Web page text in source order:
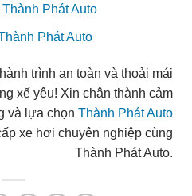
Phát Auto
Phát Auto
trình an toàn và thoải mái
xế yêu! Xin chân thành cảm
và lựa chọn Thành Phát Auto
xe hơi chuyên nghiệp cùng
Thành Phát Auto.